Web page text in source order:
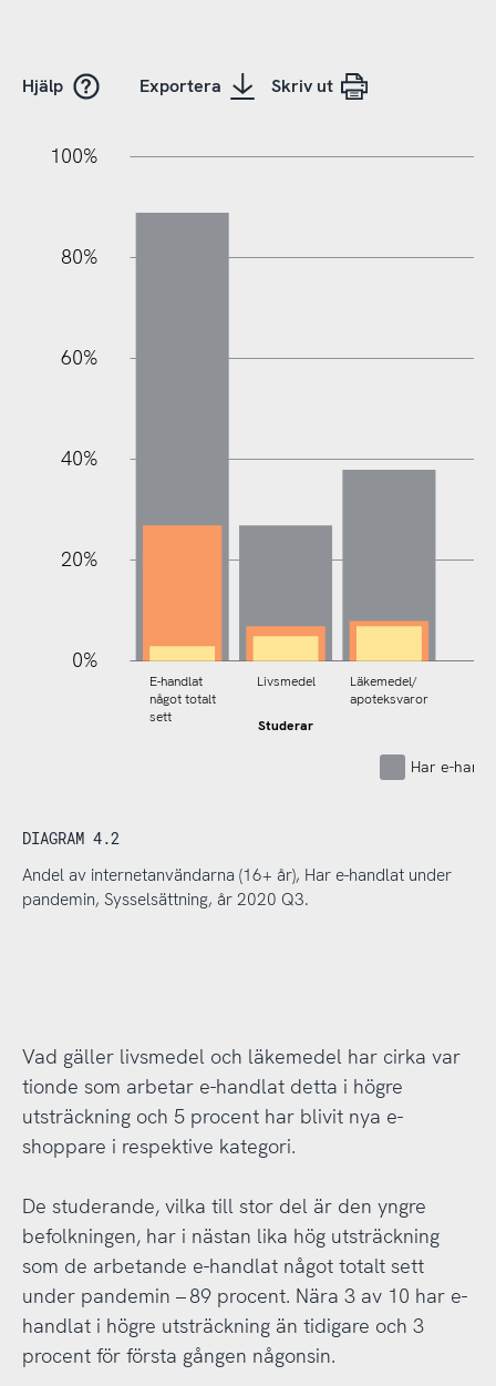
Hjälp Exportera Skriv ut
0%
20%
40%
60%
80%
100%
Studerar
E-handlat
något totalt
sett
Livsmedel
Läkemedel/
apoteksvaror
Har e-
DIAGRAM 4.2
Andel av internetanvändarna (16+ år), Har e-handlat under
pandemin, Sysselsättning, år 2020 Q3.
Vad gäller livsmedel och läkemedel har cirka var
tionde som arbetar e-handlat detta i högre
utsträckning och 5 procent har blivit nya e-
shoppare i respektive kategori.
De studerande, vilka till stor del är den yngre
befolkningen, har i nästan lika hög utsträckning
som de arbetande e-handlat något totalt sett
under pandemin – 89 procent. Nära 3 av 10 har e-
handlat i högre utsträckning än tidigare och 3
procent för första gången någonsin.